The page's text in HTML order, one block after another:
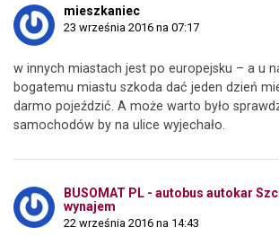
mieszkaniec
23 września 2016 na 07:17
w innych miastach jest po europejsku – a u
bogatemu miastu szkoda dać jeden dzień
darmo pojeździć. A może warto było
samochodów by na ulice wyjechało.
BUSOMAT PL - autobus autokar
wynajem
22 września 2016 na 14:43